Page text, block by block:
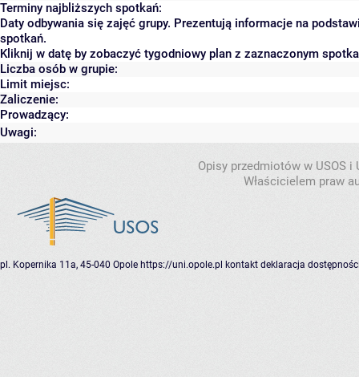
Terminy najbliższych spotkań:
Daty odbywania się zajęć grupy. Prezentują informacje na
spotkań.
Kliknij w datę by zobaczyć tygodniowy plan z zaznaczonym
Liczba osób w grupie:
Limit miejsc:
Zaliczenie:
Prowadzący:
Uwagi:
Opisy przedmiotów w USOS
Właścicielem praw
pl. Kopernika 11a, 45-040 Opole https://uni.opole.pl kontakt deklaracja